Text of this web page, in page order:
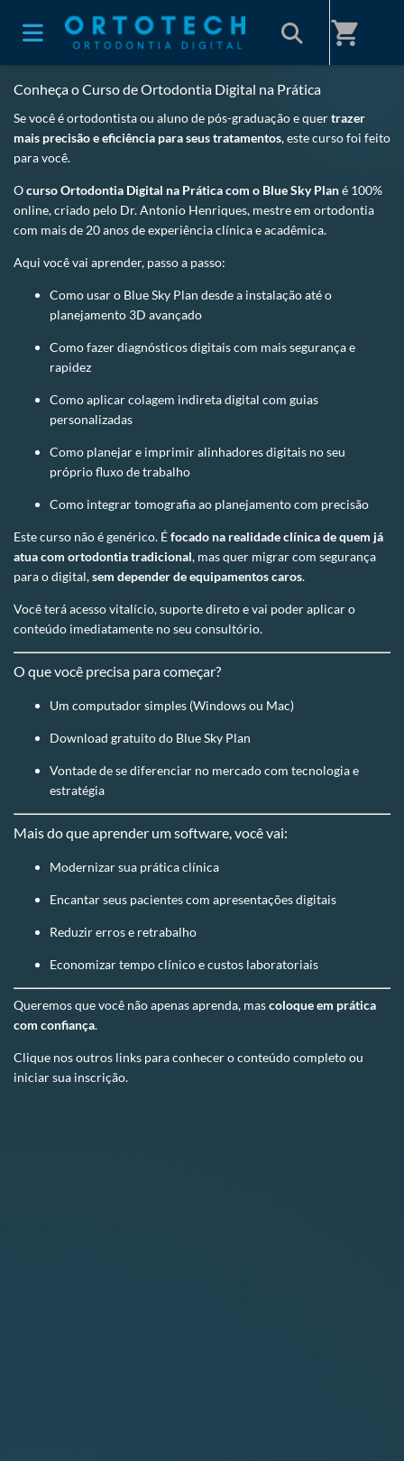
shopping_cart
Home / ORTOTECH
Conheça o Curso de Ortodontia Digital na Prática
Se você é ortodontista ou aluno de pós-graduação e quertrazer
mais precisão e eficiência para seus tratamentos, este curso foi feito
para você.
Ocurso Ortodontia Digital na Prática com o Blue Sky Plané 100%
online, criado pelo Dr. Antonio Henriques, mestre em ortodontia
com mais de 20 anos de experiência clínica e acadêmica.
Aqui você vai aprender, passo a passo:
Como usar o Blue Sky Plan desde a instalação até o
planejamento 3D avançado
Como fazer diagnósticos digitais com mais segurança e
rapidez
Como aplicar colagem indireta digital com guias
personalizadas
Como planejar e imprimir alinhadores digitais no seu
próprio fluxo de trabalho
Como integrar tomografia ao planejamento com precisão
Este curso não é genérico. Éfocado na realidade clínica de quem já
atua com ortodontia tradicional, mas quer migrar com segurança
para o digital,sem depender de equipamentos caros.
Você terá acesso vitalício, suporte direto e vai poder aplicar o
conteúdo imediatamente no seu consultório.
O que você precisa para começar?
Um computador simples (Windows ou Mac)
Download gratuito do Blue Sky Plan
Vontade de se diferenciar no mercado com tecnologia e
estratégia
Mais do que aprender um software, você vai:
Modernizar sua prática clínica
Encantar seus pacientes com apresentações digitais
Reduzir erros e retrabalho
Economizar tempo clínico e custos laboratoriais
Queremos que você não apenas aprenda, mascoloque em prática
com confiança.
Clique nos outros links para conhecer o conteúdo completo ou
iniciar sua inscrição.